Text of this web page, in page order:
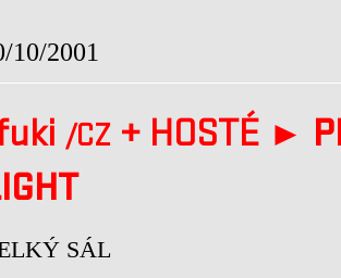
10/2001
/CZ + HOSTÉ ►
SÁL